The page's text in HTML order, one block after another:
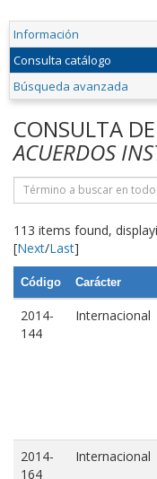
Información
Consulta catálogo
Búsqueda avanzada
CONSULTA
ACUERDOS
113 items found,
[Next/Last]
Código Carácter
2014-
144
Internacional
2014-
164
Internacional